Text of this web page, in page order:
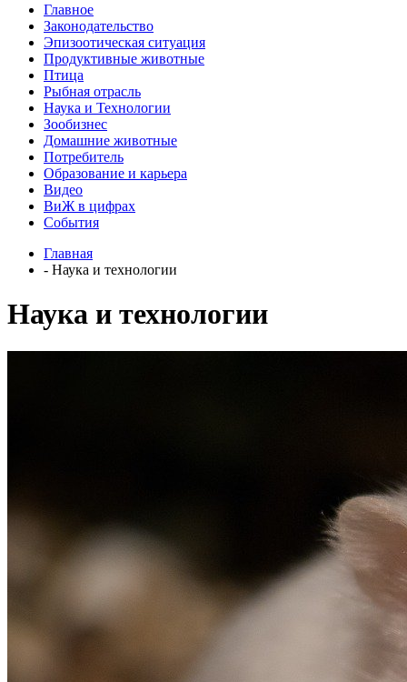
Главное
Законодательство
Эпизоотическая ситуация
Продуктивные животные
Птица
Рыбная отрасль
Наука и Технологии
Зообизнес
Домашние животные
Потребитель
Образование и карьера
Видео
ВиЖ в цифрах
События
Главная
- Наука и технологии
Наука и технологии